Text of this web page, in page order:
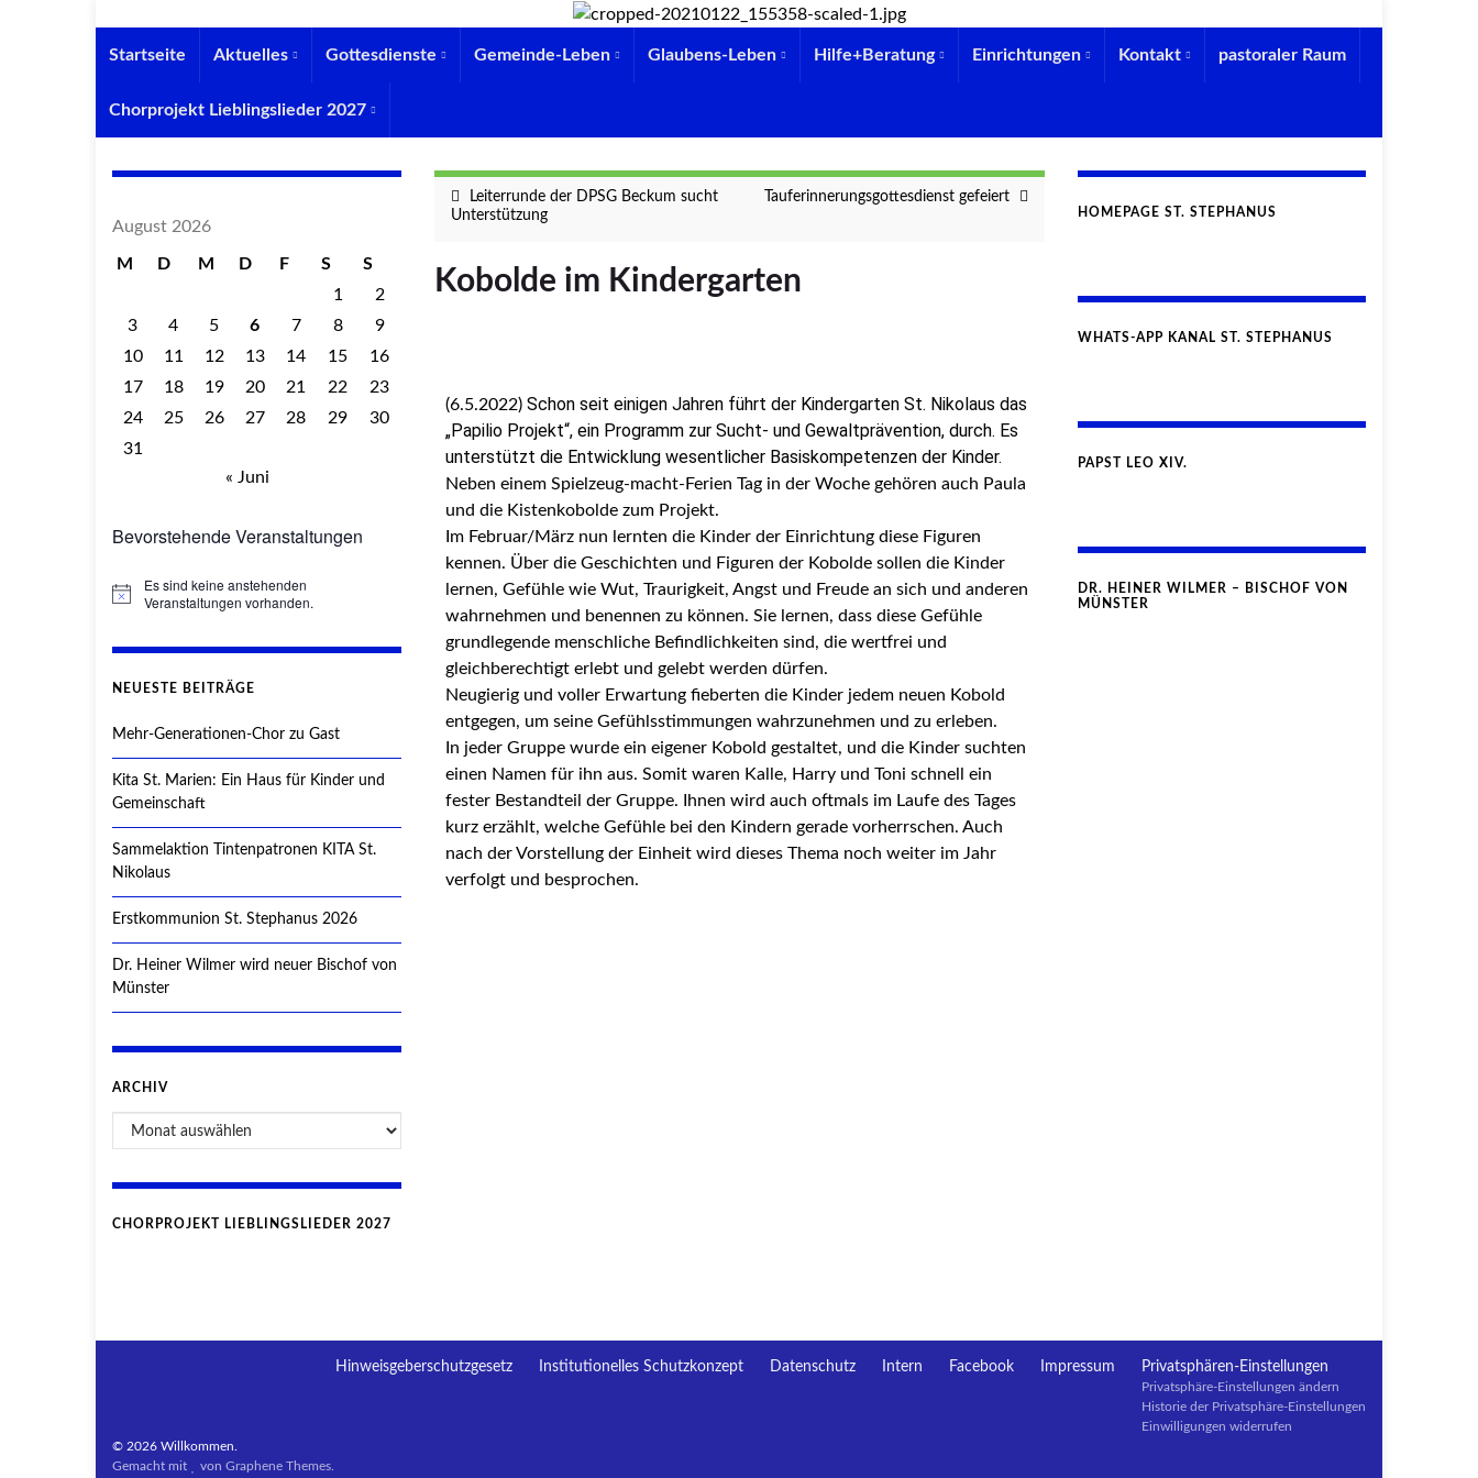
Startseite Aktuelles Gottesdienste Gemeinde-Leben Glaubens-Leben Hilfe+Beratung Einrichtungen Kontakt pastoraler Raum
Chorprojekt Lieblingslieder 2027
Leiterrunde der DPSG Beckum sucht
Unterstützung
Tauferinnerungsgottesdienst gefeiert
Kobolde im Kindergarten
(6.5.2022) Schon seit einigen Jahren führt der Kindergarten St. Nikolaus das
„Papilio Projekt“, ein Programm zur Sucht- und Gewaltprävention, durch. Es
unterstützt die Entwicklung wesentlicher Basiskompetenzen der Kinder.
Neben einem Spielzeug-macht-Ferien Tag in der Woche gehören auch Paula
und die Kistenkobolde zum Projekt.
Im Februar/März nun lernten die Kinder der Einrichtung diese Figuren
kennen. Über die Geschichten und Figuren der Kobolde sollen die Kinder
lernen, Gefühle wie Wut, Traurigkeit, Angst und Freude an sich und anderen
wahrnehmen und benennen zu können. Sie lernen, dass diese Gefühle
grundlegende menschliche Befindlichkeiten sind, die wertfrei und
gleichberechtigt erlebt und gelebt werden dürfen.
Neugierig und voller Erwartung fieberten die Kinder jedem neuen Kobold
entgegen, um seine Gefühlsstimmungen wahrzunehmen und zu erleben.
In jeder Gruppe wurde ein eigener Kobold gestaltet, und die Kinder suchten
einen Namen für ihn aus. Somit waren Kalle, Harry und Toni schnell ein
fester Bestandteil der Gruppe. Ihnen wird auch oftmals im Laufe des Tages
kurz erzählt, welche Gefühle bei den Kindern gerade vorherrschen. Auch
nach der Vorstellung der Einheit wird dieses Thema noch weiter im Jahr
verfolgt und besprochen.
August 2026
M D M D F S
S
1
2
3
4 5 6 7 8
9
10
11 12 13 14 15
16
17
18 19 20 21 22
23
24
25 26 27 28 29
30
31
« Juni
Bevorstehende Veranstaltungen
Hinweis
Es sind keine anstehenden
Veranstaltungen vorhanden.
NEUESTE BEITRÄGE
Mehr-Generationen-Chor zu Gast
Kita St. Marien: Ein Haus für Kinder und
Gemeinschaft
Sammelaktion Tintenpatronen KITA St.
Nikolaus
Erstkommunion St. Stephanus 2026
Dr. Heiner Wilmer wird neuer Bischof von
Münster
ARCHIV
CHORPROJEKT LIEBLINGSLIEDER 2027
HOMEPAGE ST. STEPHANUS
WHATS-APP KANAL ST. STEPHANUS
PAPST LEO XIV.
DR. HEINER WILMER – BISCHOF VON
MÜNSTER
Hinweisgeberschutzgesetz Institutionelles Schutzkonzept Datenschutz Intern Facebook Impressum Privatsphären-Einstellungen
Privatsphäre-Einstellungen ändern
Historie der Privatsphäre-Einstellungen
Einwilligungen widerrufen
© 2026 Willkommen.
Gemacht mit
vonGraphene Themes